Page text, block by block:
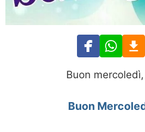
Buon
Buon